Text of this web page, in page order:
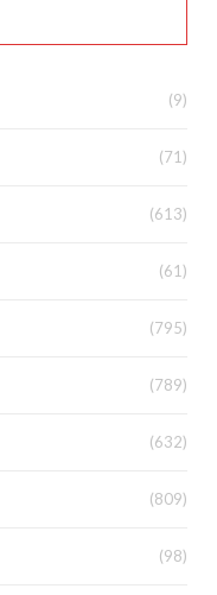
(9)
(71)
(613)
(61)
(795)
(789)
(632)
(809)
(98)